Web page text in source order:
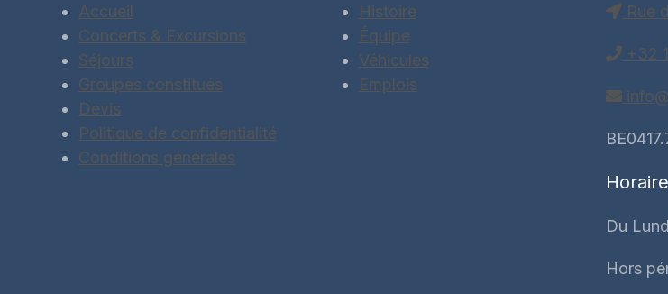
Accueil
Concerts & Excursions
Séjours
Groupes constitués
Devis
Politique de confidentialité
Conditions générales
Histoire
Équipe
Véhicules
Emplois
Rue
+32
Du
Hors